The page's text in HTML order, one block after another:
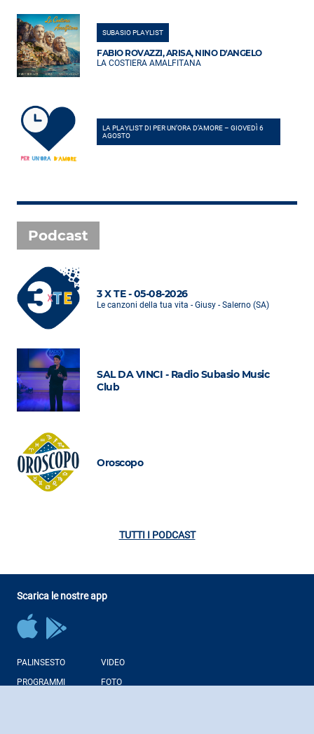
SUBASIO PLAYLIST
FABIO ROVAZZI, ARISA, NINO D'ANGELO
LA COSTIERA AMALFITANA
LA PLAYLIST DI PER UN’ORA D’AMORE – GIOVEDÌ 6
AGOSTO
Podcast
3 X TE - 05-08-2026
Le canzoni della tua vita - Giusy - Salerno (SA)
SAL DA VINCI - Radio Subasio Music
Club
Oroscopo
TUTTI I PODCAST
Scarica le nostre app
PALINSESTO
PROGRAMMI
VIDEO
FOTO